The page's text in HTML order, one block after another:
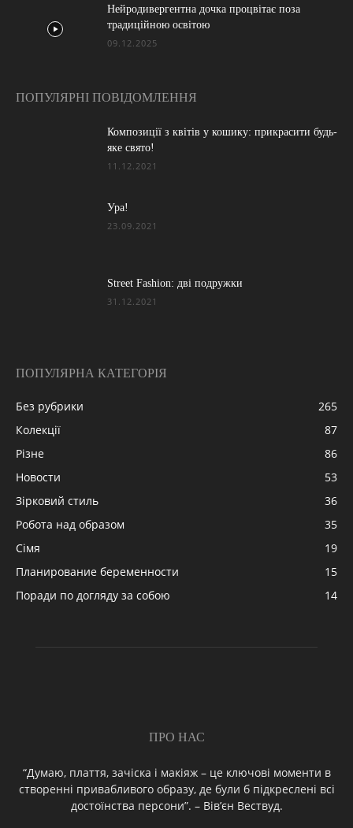
Нейродивергентна дочка процвітає поза
традиційною освітою
09.12.2025
ПОПУЛЯРНІ ПОВІДОМЛЕННЯ
Композиції з квітів у кошику: прикрасити будь-
яке свято!
11.12.2021
Ура!
23.09.2021
Street Fashion: дві подружки
31.12.2021
ПОПУЛЯРНА КАТЕГОРІЯ
Без рубрики
265
Колекції
87
Різне
86
Новости
53
Зірковий стиль
36
Робота над образом
35
Сімя
19
Планирование беременности
15
Поради по догляду за собою
14
ПРО НАС
“Думаю, плаття, зачіска і макіяж – це ключові моменти в
створенні привабливого образу, де були б підкреслені всі
достоїнства персони”. – Вів’єн Вествуд.